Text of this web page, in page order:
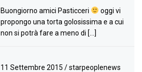
Buongiorno amici Pasticceri
oggi vi
propongo una torta golosissima e a cui
non si potrà fare a meno di […]
11 Settembre 2015/ starpeoplenews